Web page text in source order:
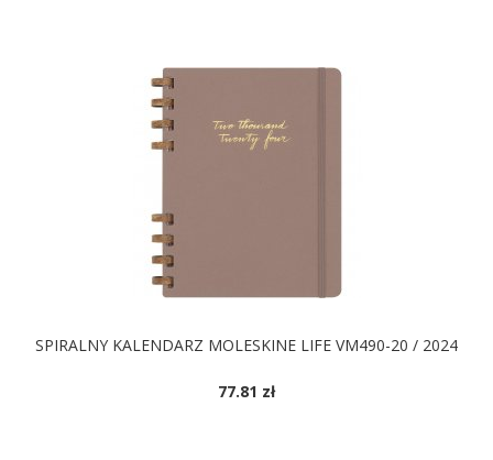
SPIRALNY KALENDARZ MOLESKINE LIFE VM490-20 / 2024
77.81 zł